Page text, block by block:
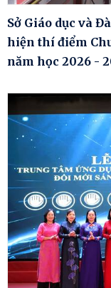
Sở Giáo dục và
hiện thí điểm
năm học 2026 -